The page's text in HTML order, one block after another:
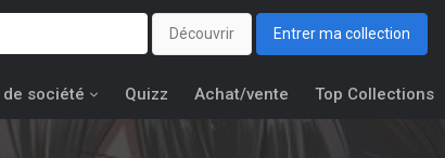
Découvrir Entrer ma collection
société Quizz Achat/vente Top Collections